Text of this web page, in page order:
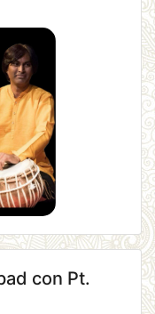
con Pt.